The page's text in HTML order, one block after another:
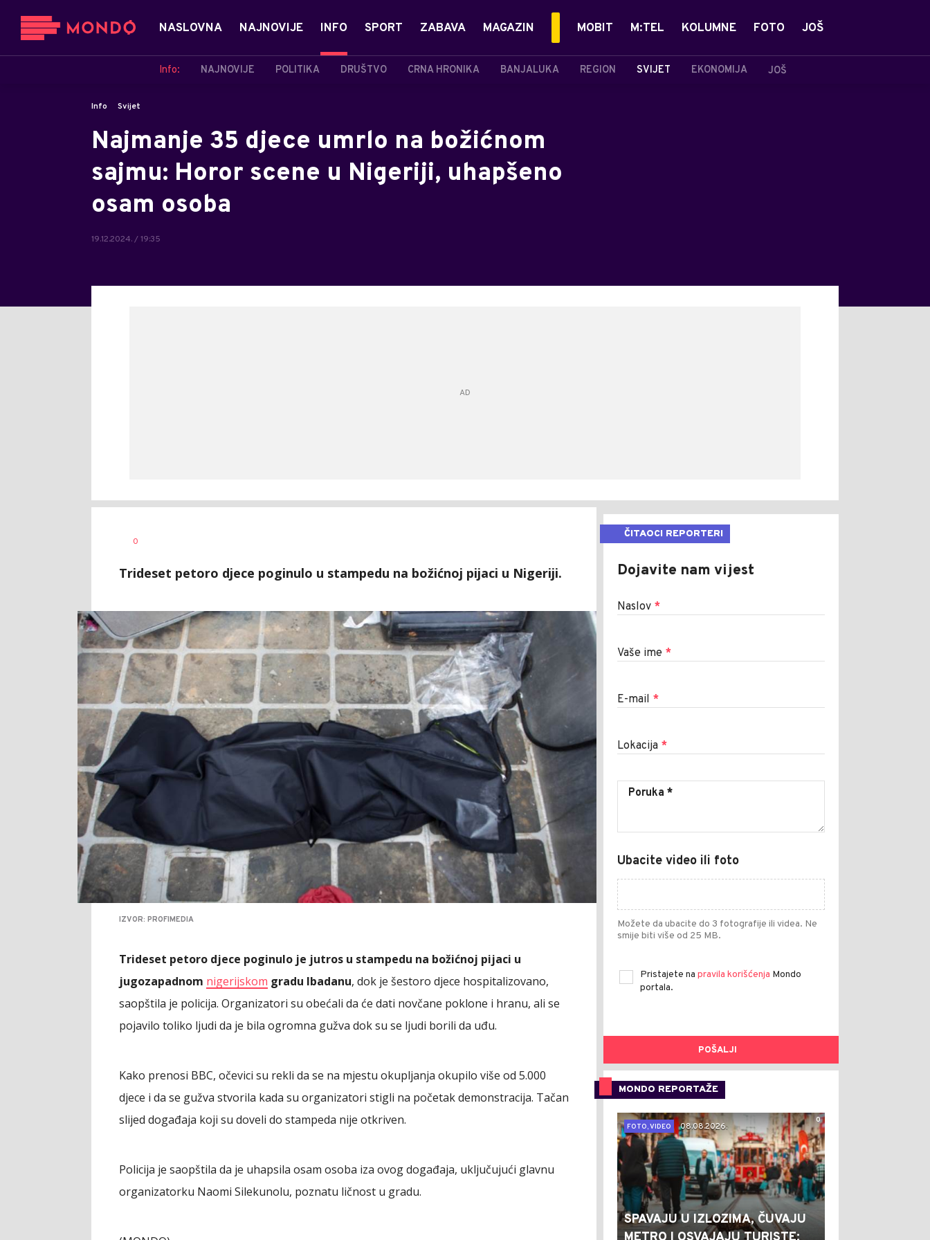
NASLOVNA NAJNOVIJE INFO
Info: NAJNOVIJE POLITIKA DRUŠTVO CRNA HRONIKA BANJALUKA REGION SVIJET EKONOMIJA JOŠ
SPORT ZABAVA MAGAZIN MOBIT M:TEL KOLUMNE FOTO JOŠ
Info Svijet
Najmanje 35 djece umrlo na božićnom
sajmu: Horor scene u Nigeriji, uhapšeno
osam osoba
19.12.2024. / 19:35
AUTOR
0
Trideset petoro djece poginulo u stampedu na božićnoj pijaci u Nigeriji.
IZVOR: PROFIMEDIA
Trideset petoro djece poginulo je jutros u stampedu na božićnoj pijaci u
jugozapadnom nigerijskom gradu Ibadanu, dok je šestoro djece hospitalizovano,
saopštila je policija. Organizatori su obećali da će dati novčane poklone i hranu, ali se
pojavilo toliko ljudi da je bila ogromna gužva dok su se ljudi borili da uđu.
Kako prenosi BBC, očevici su rekli da se na mjestu okupljanja okupilo više od 5.000
djece i da se gužva stvorila kada su organizatori stigli na početak demonstracija. Tačan
slijed događaja koji su doveli do stampeda nije otkriven.
Policija je saopštila da je uhapsila osam osoba iza ovog događaja, uključujući glavnu
organizatorku Naomi Silekunolu, poznatu ličnost u gradu.
ČITAOCI REPORTERI
Dojavite nam vijest
Naslov *
Vaše ime *
E-mail *
Lokacija *
Ubacite video ili foto
Možete da ubacite do 3 fotografije ili videa. Ne
smije biti više od 25 MB.
Pristajete na pravila korišćenja Mondo
portala.
POŠALJI
MONDO REPORTAŽE
0
FOTO, VIDEO
08.08.2026.
SPAVAJU U IZLOZIMA, ČUVAJU